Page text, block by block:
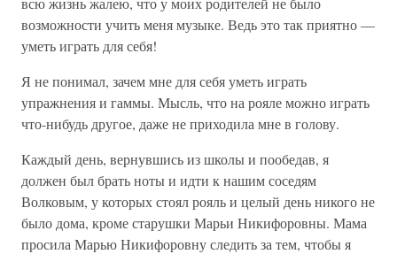
возможности учить меня музыке. Ведь это так приятно —
уметь играть для себя!
Я не понимал, зачем мне для себя уметь играть
упражнения и гаммы. Мысль, что на рояле можно играть
что-нибудь другое, даже не приходила мне в голову.
Каждый день, вернувшись из школы и пообедав, я
должен был брать ноты и идти к нашим соседям
Волковым, у которых стоял рояль и целый день никого не
было дома, кроме старушки Марьи Никифоровны. Мама
просила Марью Никифоровну следить за тем, чтобы я